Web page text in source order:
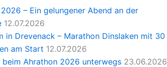
– Ein gelungener Abend an der
12.07.2026
in Drevenack – Marathon Dinslaken mit 30
am Start 12.07.2026
beim Ahrathon 2026 unterwegs 23.06.2026